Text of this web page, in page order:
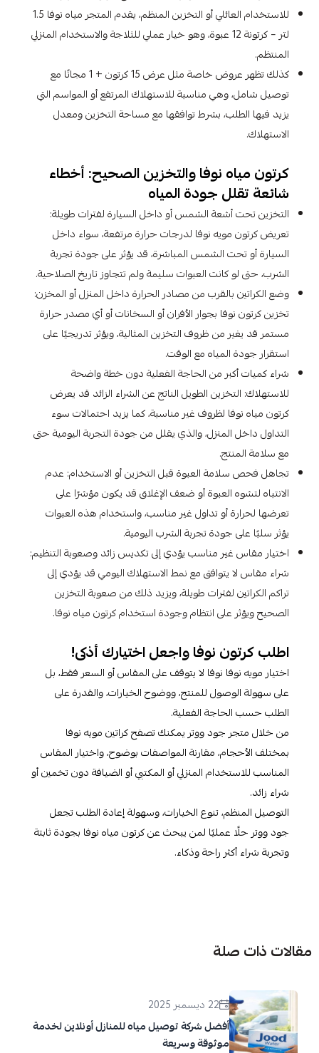
للاستخدام العائلي أو التخزين المنظم، يقدم المتجر مياه نوفا 1.5
لتر – كرتونة 12 عبوة، وهو خيار عملي للثلاجة والاستخدام المنزلي
المنتظم.
كذلك تظهر عروض خاصة مثل عرض 15 كرتون + 1 مجانًا مع
توصيل شامل، وهي مناسبة للاستهلاك المرتفع أو المواسم التي
يزيد فيها الطلب، بشرط توافقها مع مساحة التخزين ومعدل
الاستهلاك.
كرتون مياه نوفا والتخزين الصحيح: أخطاء
شائعة تقلل جودة المياه
التخزين تحت أشعة الشمس أو داخل السيارة لفترات طويلة:
تعريض كرتون مويه نوفا لدرجات حرارة مرتفعة، سواء داخل
السيارة أو تحت الشمس المباشرة، قد يؤثر على جودة تجربة
الشرب، حتى لو كانت العبوات سليمة ولم تتجاوز تاريخ الصلاحية.
وضع الكراتين بالقرب من مصادر الحرارة داخل المنزل أو المخزن:
تخزين كرتون نوفا بجوار الأفران أو السخانات أو أي مصدر حرارة
مستمر قد يغير من ظروف التخزين المثالية، ويؤثر تدريجيًا على
استقرار جودة المياه مع الوقت.
شراء كميات أكبر من الحاجة الفعلية دون خطة واضحة
للاستهلاك: التخزين الطويل الناتج عن الشراء الزائد قد يعرض
كرتون مياه نوفا لظروف غير مناسبة، كما يزيد احتمالات سوء
التداول داخل المنزل، والذي يقلل من جودة التجربة اليومية حتى
مع سلامة المنتج.
تجاهل فحص سلامة العبوة قبل التخزين أو الاستخدام: عدم
الانتباه لتشوه العبوة أو ضعف الإغلاق قد يكون مؤشرًا على
تعرضها لحرارة أو تداول غير مناسب، واستخدام هذه العبوات
يؤثر سلبًا على جودة تجربة الشرب اليومية.
اختيار مقاس غير مناسب يؤدي إلى تكديس زائد وصعوبة التنظيم:
شراء مقاس لا يتوافق مع نمط الاستهلاك اليومي قد يؤدي إلى
تراكم الكراتين لفترات طويلة، ويزيد ذلك من صعوبة التخزين
الصحيح ويؤثر على انتظام وجودة استخدام كرتون مياه نوفا.
اطلب كرتون نوفا واجعل اختيارك أذكى!
اختيار مويه نوفا نوفا لا يتوقف على المقاس أو السعر فقط، بل
على سهولة الوصول للمنتج، ووضوح الخيارات، والقدرة على
الطلب حسب الحاجة الفعلية.
من خلال متجر جود ووتر يمكنك تصفح كراتين مويه نوفا
بمختلف الأحجام، مقارنة المواصفات بوضوح، واختيار المقاس
المناسب للاستخدام المنزلي أو المكتبي أو الضيافة دون تخمين أو
شراء زائد.
التوصيل المنظم، تنوع الخيارات، وسهولة إعادة الطلب تجعل
جود ووتر حلًا عمليًا لمن يبحث عن كرتون مياه نوفا بجودة ثابتة
وتجربة شراء أكثر راحة وذكاء.
مقالات ذات صلة
22 ديسمبر 2025
أفضل شركة توصيل مياه للمنازل أونلاين لخدمة
موثوقة وسريعة